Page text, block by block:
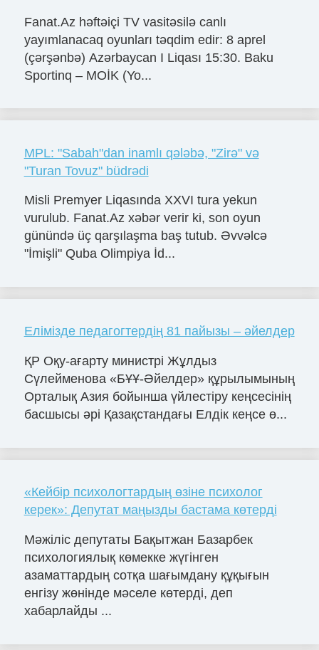
Fanat.Az həftəiçi TV vasitəsilə canlı
yayımlanacaq oyunları təqdim edir: 8 aprel
(çərşənbə) Azərbaycan I Liqası 15:30. Baku
Sportinq – MOİK (Yo...
MPL: "Sabah"dan inamlı qələbə, "Zirə" və
"Turan Tovuz" büdrədi
Misli Premyer Liqasında XXVI tura yekun
vurulub. Fanat.Az xəbər verir ki, son oyun
günündə üç qarşılaşma baş tutub. Əvvəlcə
"İmişli" Quba Olimpiya İd...
Елімізде педагогтердің 81 пайызы – әйелдер
ҚР Оқу-ағарту министрі Жұлдыз
Сүлейменова «БҰҰ-Әйелдер» құрылымының
Орталық Азия бойынша үйлестіру кеңсесінің
басшысы әрі Қазақстандағы Елдік кеңсе ө...
«Кейбір психологтардың өзіне психолог
керек»: Депутат маңызды бастама көтерді
Мәжіліс депутаты Бақытжан Базарбек
психологиялық көмекке жүгінген
азаматтардың сотқа шағымдану құқығын
енгізу жөнінде мәселе көтерді, деп
хабарлайды ...